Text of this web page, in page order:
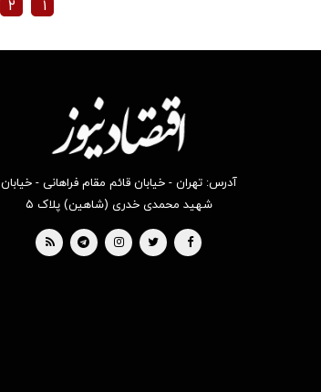
۱ ۲
آدرس: تهران - خیابان قائم مقام فراهانی - خیابان
شهید محمدی خدری (شاهین) پلاک ۵